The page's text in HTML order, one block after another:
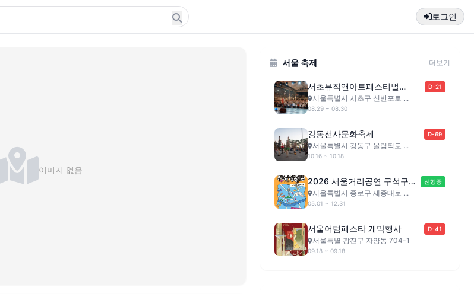
로그인
이미지 없음
서울 축제 더보기
서초뮤직앤아트페스티벌
(SMAF)
D-21
서울특별시 서초구 신반포로 ...
08.29 ~ 08.30
강동선사문화축제 D-69
서울특별시 강동구 올림픽로 ...
10.16 ~ 10.18
2026 서울거리공연 구석구석
라이브
진행중
서울특별시 종로구 세종대로 ...
05.01 ~ 12.31
서울어텀페스타 개막행사 D-41
서울특별 광진구 자양동 704-1
09.18 ~ 09.18